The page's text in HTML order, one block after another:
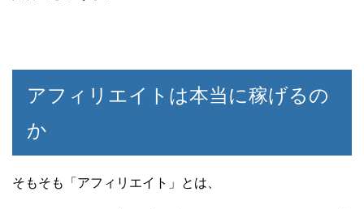
アフィリエイトは本当に稼げるの
か
そもそも「アフィリエイト」とは、